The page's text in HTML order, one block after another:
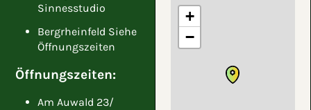
Sinnesstudio
Bergrheinfeld Siehe
Öffnungszeiten
Öffnungszeiten:
Am Auwald 23/
+
−